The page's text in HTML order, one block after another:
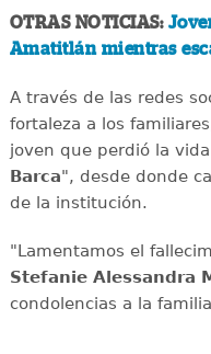
OTRAS NOTICIAS:
Amatitlán mientras
A través de las redes
fortaleza a los
joven que perdió la
Barca", desde donde
de la institución.
"Lamentamos el
Stefanie Alessandra
condolencias a la